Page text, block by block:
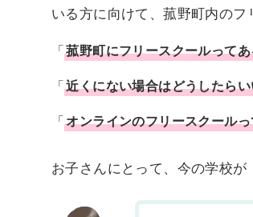
いる方に向けて、菰野町内のフ
「菰野町にフリースクールって
「近くにない場合はどうしたら
「オンラインのフリースクール
お子さんにとって、今の学校が